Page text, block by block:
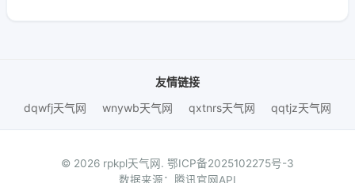
友情链接
dqwfj天气网
wnywb天气网 qxtnrs天气网 qqtjz天气网
© 2026 rpkpl天气网. 鄂ICP备2025102275号-3
数据来源：腾讯官网API